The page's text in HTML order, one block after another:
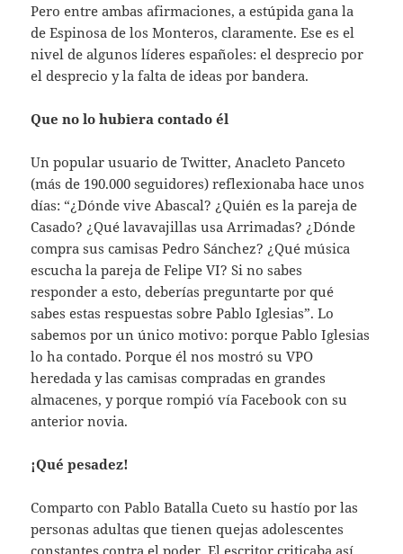
Pero entre ambas afirmaciones, a estúpida gana la
de Espinosa de los Monteros, claramente. Ese es el
nivel de algunos líderes españoles: el desprecio por
el desprecio y la falta de ideas por bandera.
Que no lo hubiera contado él
Un popular usuario de Twitter, Anacleto Panceto
(más de 190.000 seguidores) reflexionaba hace unos
días: “¿Dónde vive Abascal? ¿Quién es la pareja de
Casado? ¿Qué lavavajillas usa Arrimadas? ¿Dónde
compra sus camisas Pedro Sánchez? ¿Qué música
escucha la pareja de Felipe VI? Si no sabes
responder a esto, deberías preguntarte por qué
sabes estas respuestas sobre Pablo Iglesias”. Lo
sabemos por un único motivo: porque Pablo Iglesias
lo ha contado. Porque él nos mostró su VPO
heredada y las camisas compradas en grandes
almacenes, y porque rompió vía Facebook con su
anterior novia.
¡Qué pesadez!
Comparto con Pablo Batalla Cueto su hastío por las
personas adultas que tienen quejas adolescentes